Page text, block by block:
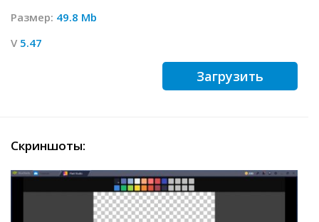
Размер: 49.8 Mb
V 5.47
Загрузить
Скриншоты: